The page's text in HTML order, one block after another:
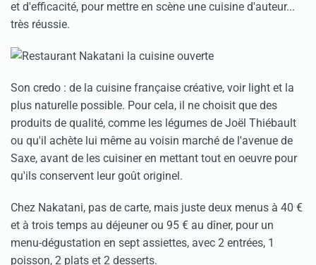
et d'efficacité, pour mettre en scène une cuisine d'auteur...
très réussie.
Son credo : de la cuisine française créative, voir light et la
plus naturelle possible. Pour cela, il ne choisit que des
produits de qualité, comme les légumes de Joël Thiébault
ou qu'il achète lui même au voisin marché de l'avenue de
Saxe, avant de les cuisiner en mettant tout en oeuvre pour
qu'ils conservent leur goût originel.
Chez Nakatani, pas de carte, mais juste deux menus à 40 €
et à trois temps au déjeuner ou 95 € au dîner, pour un
menu-dégustation en sept assiettes, avec 2 entrées, 1
poisson, 2 plats et 2 desserts.